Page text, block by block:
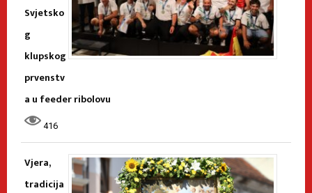
Svjetsko
g
klupskog
prvenstv
a u feeder ribolovu
416
Vjera,
tradicija